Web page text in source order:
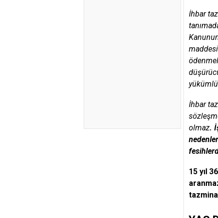
İhbar
İhbar
olmaz.
15 yıl